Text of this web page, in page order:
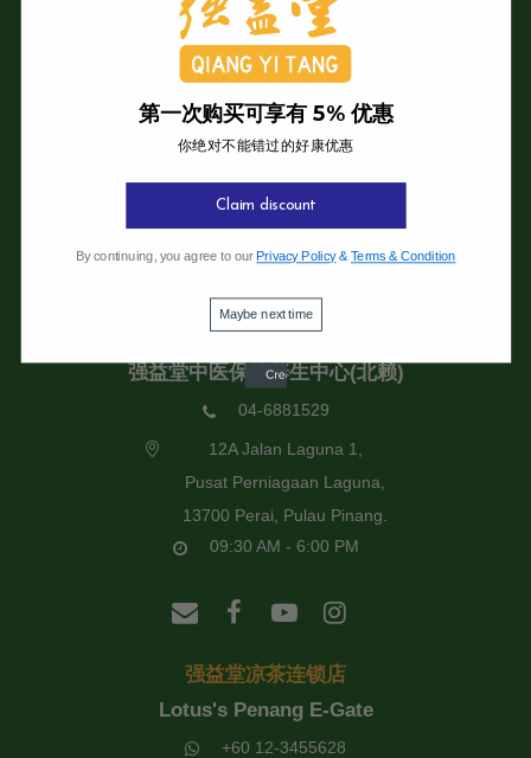
强益堂全息中医诊所
强益堂全息中医诊所(槟岛)
04-2832108
11600 Pulau Pinang.
09:30 AM - 6:00 PM
强益堂中医保健养生中心(北赖)
04-6881529
12A Jalan Laguna 1,
Pusat Perniagaan Laguna,
13700 Perai, Pulau Pinang.
09:30 AM - 6:00 PM
强益堂凉茶连锁店
Lotus's Penang E-Gate
+60 12-3455628
第一次购买可享有 5% 优惠
你绝对不能错过的好康优惠
Claim discount
By continuing, you agree to our Privacy Policy&Terms & Condition
Maybe next time